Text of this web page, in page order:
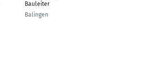
Bauleiter
Balingen